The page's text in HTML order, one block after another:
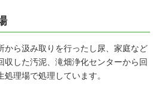
から汲み取りを行ったし尿、家庭など
収した汚泥、滝畑浄化センターから回
理場で処理しています。